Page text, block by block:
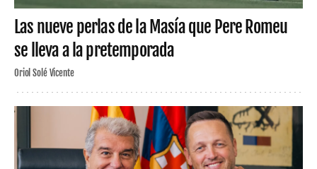
Las nueve perlas de la Masía que Pere Romeu
se lleva a la pretemporada
Oriol Solé Vicente